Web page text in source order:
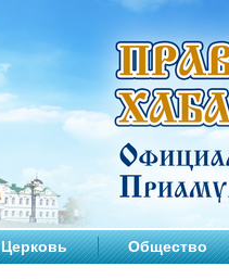
Церковь Общество